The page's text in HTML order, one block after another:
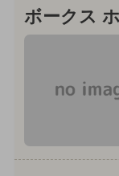
ボークス